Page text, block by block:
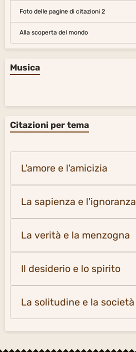
Foto delle pagine di citazioni 2
Alla scoperta del mondo
Musica
Citazioni per tema
L'amore e l'amicizia
La sapienza e l'ignoranza
La verità e la menzogna
Il desiderio e lo spirito
La solitudine e la società